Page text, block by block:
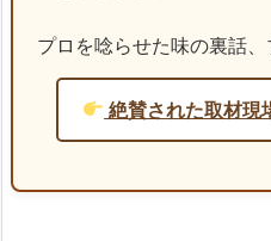
プロを唸らせた味の裏話、
絶賛された取材現